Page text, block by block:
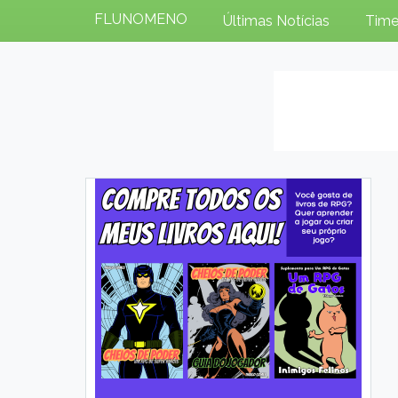
FLUNOMENO Últimas Notícias